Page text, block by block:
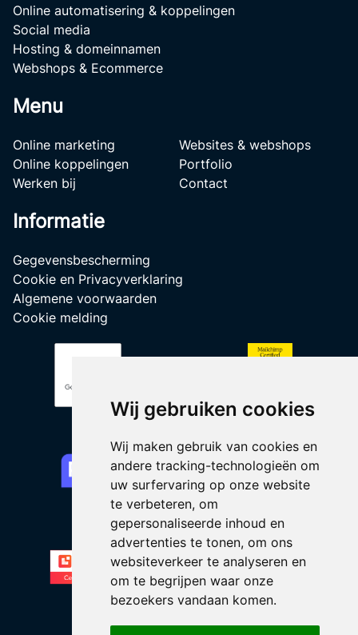
Wij gebruiken cookies
Wij maken gebruik van cookies en
andere tracking-technologieën om
uw surfervaring op onze website
te verbeteren, om
gepersonaliseerde inhoud en
advertenties te tonen, om ons
websiteverkeer te analyseren en
om te begrijpen waar onze
bezoekers vandaan komen.
Online automatisering & koppelingen
Social media
Hosting & domeinnamen
Webshops & Ecommerce
Menu
Online marketing
Websites & webshops
Online koppelingen
Portfolio
Werken bij
Contact
Informatie
Gegevensbescherming
Cookie en Privacyverklaring
Algemene voorwaarden
Cookie melding